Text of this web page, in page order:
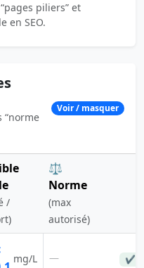
piliers” et
en SEO.
“norme
Voir / masquer
/
⚖️
Norme
(max
autorisé)
mg/L — ✔